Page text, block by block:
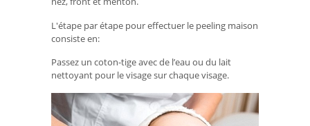
L'étape par étape pour effectuer le peeling maison
consiste en:
Passez un coton-tige avec de l’eau ou du lait
nettoyant pour le visage sur chaque visage.